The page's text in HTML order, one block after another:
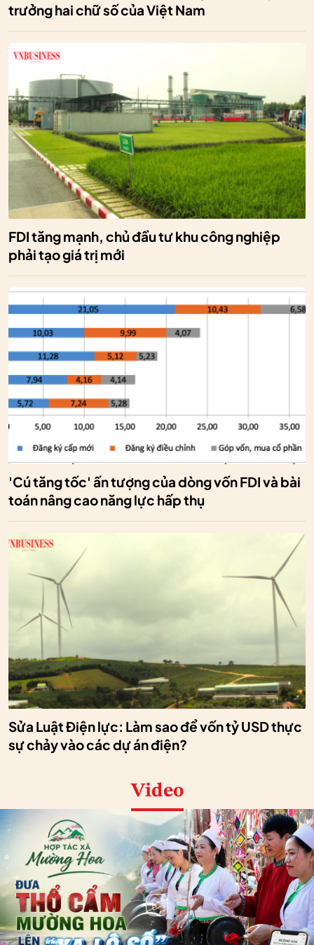
trưởng hai chữ số của Việt Nam
FDI tăng mạnh, chủ đầu tư khu công nghiệp
phải tạo giá trị mới
'Cú tăng tốc' ấn tượng của dòng vốn FDI và bài
toán nâng cao năng lực hấp thụ
Sửa Luật Điện lực: Làm sao để vốn tỷ USD thực
sự chảy vào các dự án điện?
Video